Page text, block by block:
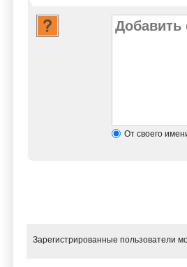
От своего
Зарегистрированные пользователи